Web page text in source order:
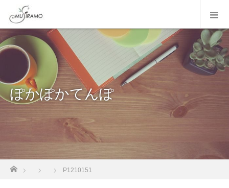
ぽかぽかてんぽ
P1210151